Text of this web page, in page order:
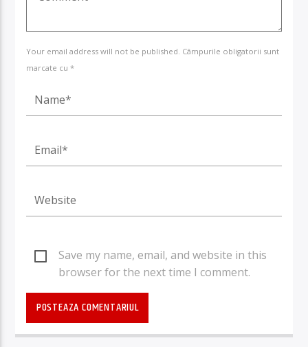
Your email address will not be published. Câmpurile obligatorii sunt
marcate cu *
Save my name, email, and website in this
browser for the next time I comment.